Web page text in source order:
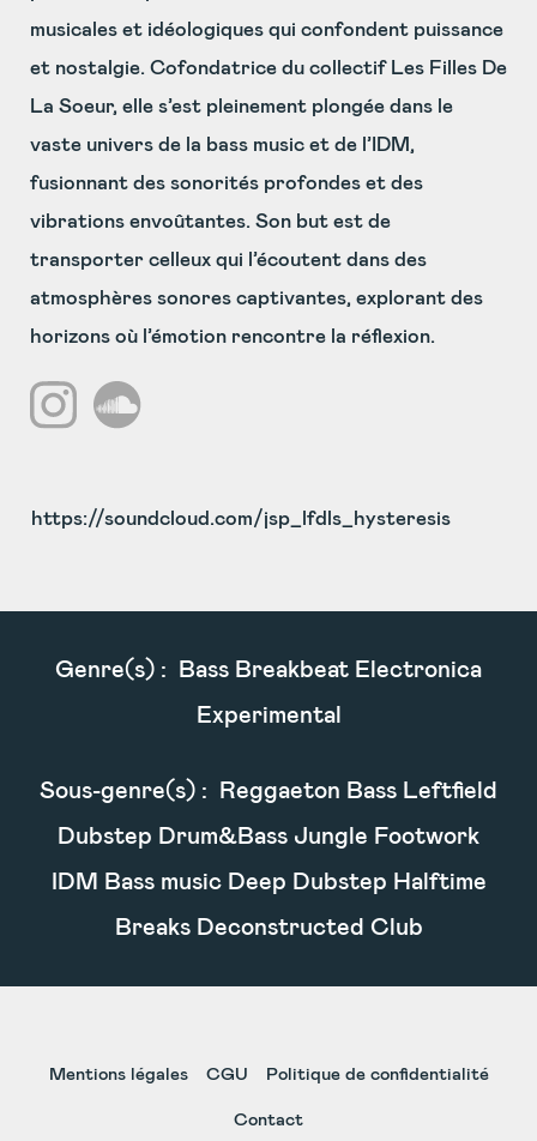
musicales et idéologiques qui confondent puissance
et nostalgie. Cofondatrice du collectif Les Filles De
La Soeur, elle s’est pleinement plongée dans le
vaste univers de la bass music et de l’IDM,
fusionnant des sonorités profondes et des
vibrations envoûtantes. Son but est de
transporter celleux qui l’écoutent dans des
atmosphères sonores captivantes, explorant des
horizons où l’émotion rencontre la réflexion.
https://soundcloud.com/jsp_lfdls_hysteresis
Genre(s) :
Bass Breakbeat Electronica
Experimental
Sous-genre(s) :
Reggaeton Bass Leftfield
Dubstep Drum&Bass Jungle Footwork
IDM Bass music Deep Dubstep Halftime
Breaks Deconstructed Club
Mentions légales CGU Politique de confidentialité
Contact